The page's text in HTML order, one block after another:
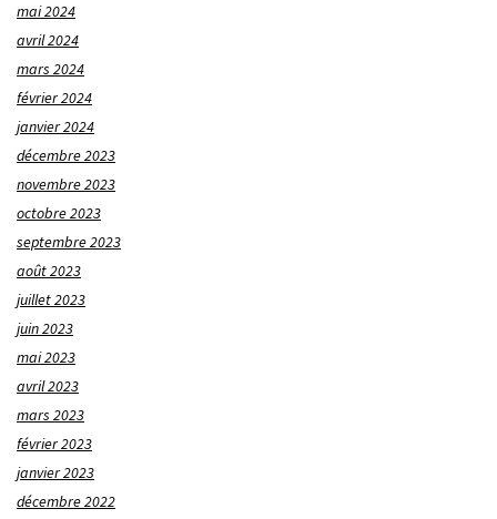
mai 2024
avril 2024
mars 2024
février 2024
janvier 2024
décembre 2023
novembre 2023
octobre 2023
septembre 2023
août 2023
juillet 2023
juin 2023
mai 2023
avril 2023
mars 2023
février 2023
janvier 2023
décembre 2022